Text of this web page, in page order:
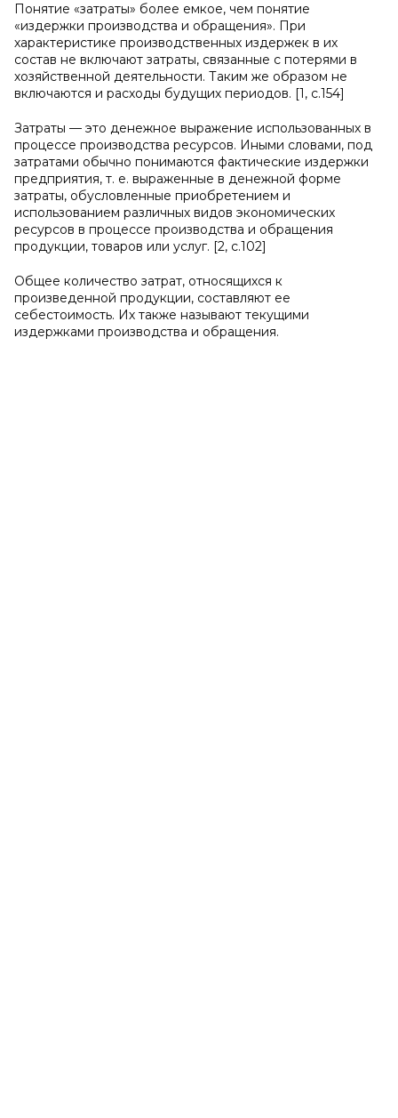
Понятие «затраты» более емкое, чем понятие
«издержки производства и обращения». При
характеристике производственных издержек в их
состав не включают затраты, связанные с потерями в
хозяйственной деятельности. Таким же образом не
включаются и расходы будущих периодов. [1, с.154]
Затраты — это денежное выражение использованных в
процессе производства ресурсов. Иными словами, под
затратами обычно понимаются фактические издержки
предприятия, т. е. выраженные в денежной форме
затраты, обусловленные приобретением и
использованием различных видов экономических
ресурсов в процессе производства и обращения
продукции, товаров или услуг. [2, с.102]
Общее количество затрат, относящихся к
произведенной продукции, составляют ее
себестоимость. Их также называют текущими
издержками производства и обращения.